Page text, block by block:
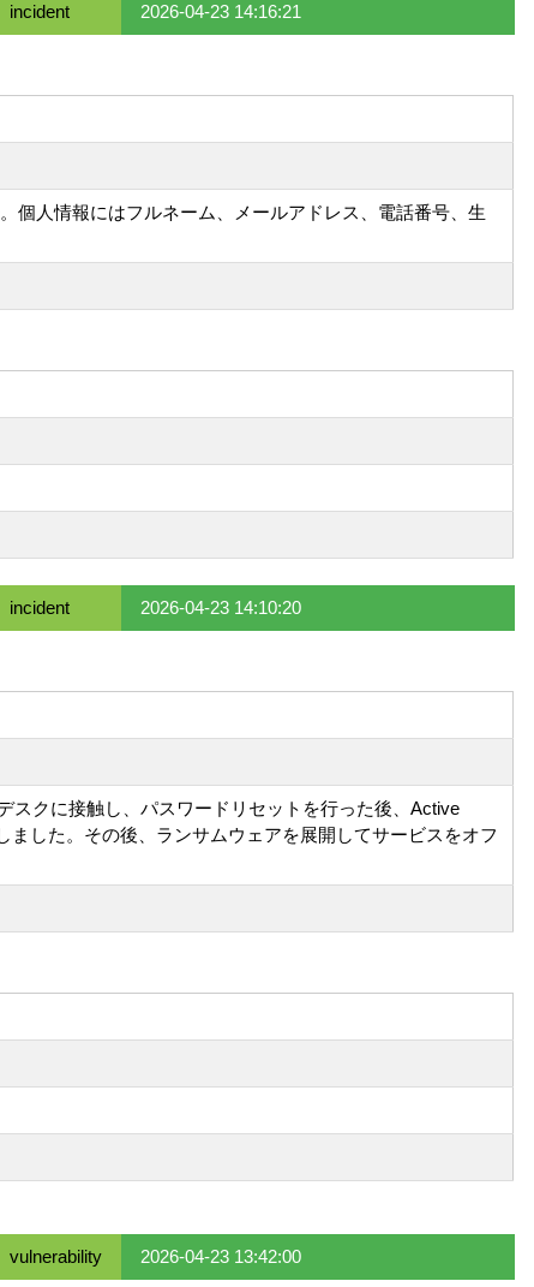
incident 2026-04-23 14:16:21
個人情報にはフルネーム、メールアドレス、電話番号、生
incident 2026-04-23 14:10:20
スクに接触し、パスワードリセットを行った後、Active
した。その後、ランサムウェアを展開してサービスをオフ
vulnerability 2026-04-23 13:42:00